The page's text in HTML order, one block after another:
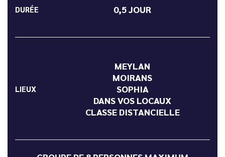
DURÉE 0,5 JOUR
LIEUX
MEYLAN
MOIRANS
SOPHIA
DANS VOS LOCAUX
CLASSE DISTANCIELLE